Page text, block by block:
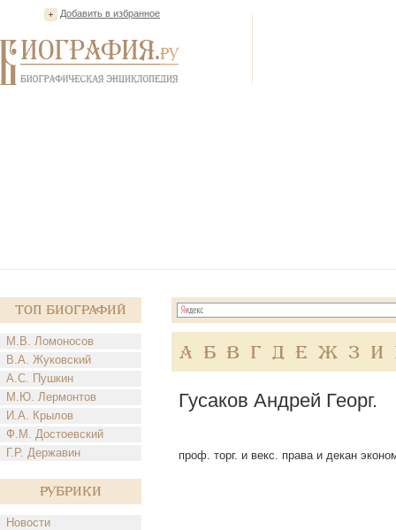
Добавить в избранное
Топ Биографий
М.В. Ломоносов
В.А. Жуковский
А.С. Пушкин
М.Ю. Лермонтов
И.А. Крылов
Ф.М. Достоевский
Г.Р. Державин
Рубрики
Новости
А Б В Г Д Е Ж З И
Гусаков Андрей Георг.
проф. торг. и векс. права и декан